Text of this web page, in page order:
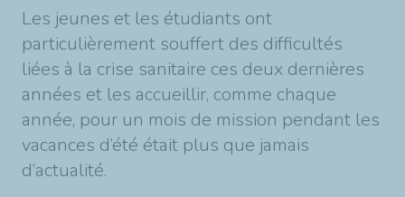
Les jeunes et les étudiants ont
particulièrement souffert des difficultés
liées à la crise sanitaire ces deux dernières
années et les accueillir, comme chaque
année, pour un mois de mission pendant les
vacances d’été était plus que jamais
d’actualité.